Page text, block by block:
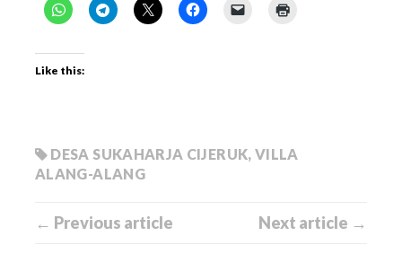
Like this:
DESA SUKAHARJA CIJERUK,VILLA
ALANG-ALANG
← Previous article Next article →